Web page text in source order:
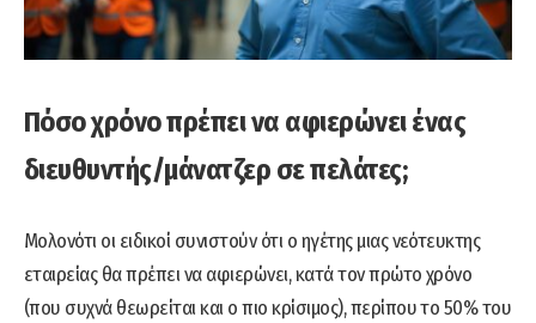
Πόσο χρόνο πρέπει να αφιερώνει ένας
διευθυντής/μάνατζερ σε πελάτες;
Μολονότι οι ειδικοί συνιστούν ότι ο ηγέτης μιας νεότευκτης
εταιρείας θα πρέπει να αφιερώνει, κατά τον πρώτο χρόνο
(που συχνά θεωρείται και ο πιο κρίσιμος), περίπου το 50% του